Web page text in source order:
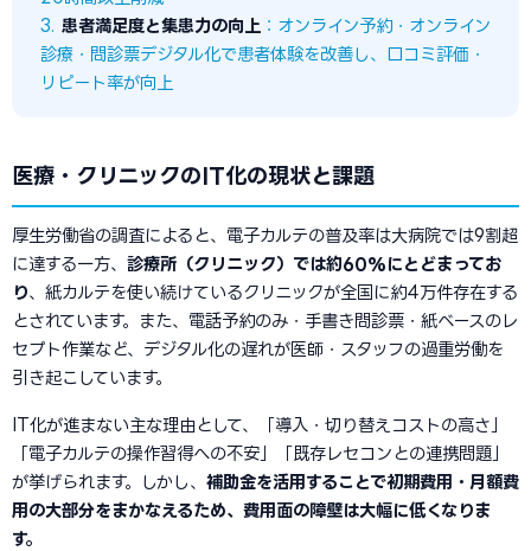
3. 患者満足度と集患力の向上 ：オンライン予約・オンライン
診療・問診票デジタル化で患者体験を改善し、口コミ評価・
リピート率が向上
医療・クリニックのIT化の現状と課題
厚生労働省の調査によると、電子カルテの普及率は大病院では9割超
に達する一方、 診療所（クリニック）では約60%にとどまってお
り、紙カルテを使い続けているクリニックが全国に約4万件存在する
とされています。また、電話予約のみ・手書き問診票・紙ベースのレ
セプト作業など、デジタル化の遅れが医師・スタッフの過重労働を
引き起こしています。
IT化が進まない主な理由として、「導入・切り替えコストの高さ」
「電子カルテの操作習得への不安」「既存レセコンとの連携問題」
が挙げられます。しかし、 補助金を活用することで初期費用・月額費
用の大部分をまかなえるため、費用面の障壁は大幅に低くなりま
す。